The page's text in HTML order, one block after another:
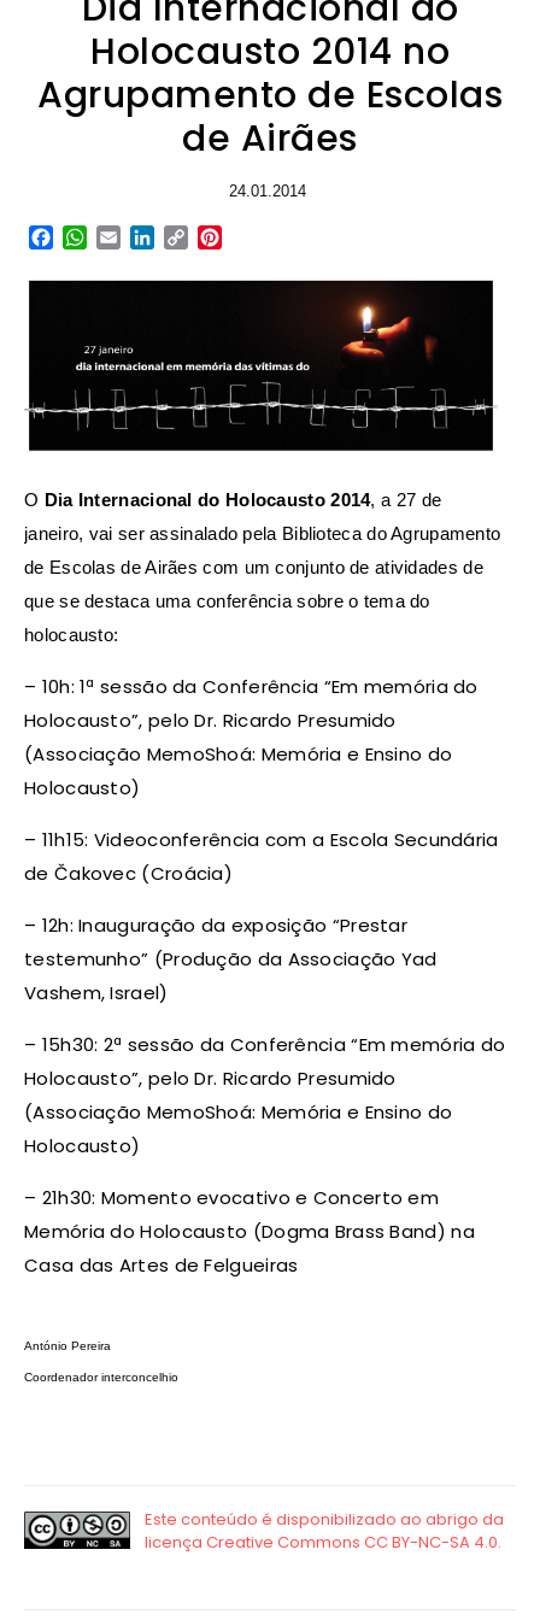
Holocausto 2014 no
Agrupamento de Escolas
de Airães
24.01.2014
Facebook
WhatsApp
EmailLinkedIn
Copy
O Dia Internacional do Holocausto 2014, a 27 de
janeiro, vai ser assinalado pela Biblioteca do Agrupamento
de Escolas de Airães com um conjunto de atividades de
que se destaca uma conferência sobre o tema do
holocausto:
– 10h: 1ª sessão da Conferência “Em memória do
Holocausto”, pelo Dr. Ricardo Presumido
(Associação MemoShoá: Memória e Ensino do
Holocausto)
– 11h15: Videoconferência com a Escola Secundária
de Čakovec (Croácia)
– 12h: Inauguração da exposição “Prestar
testemunho” (Produção da Associação Yad
Vashem, Israel)
– 15h30: 2ª sessão da Conferência “Em memória do
Holocausto”, pelo Dr. Ricardo Presumido
(Associação MemoShoá: Memória e Ensino do
Holocausto)
– 21h30: Momento evocativo e Concerto em
Memória do Holocausto (Dogma Brass Band) na
Casa das Artes de Felgueiras
António Pereira
Coordenador interconcelhio